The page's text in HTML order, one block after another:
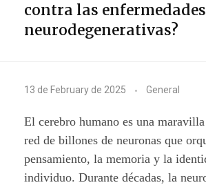
contra las enfermedades
neurodegenerativas?
¿
P
r
o
13 de February de 2025 General
El cerebro humano es una
red de billones de neuronas que
pensamiento, la memoria y la
individuo. Durante décadas, la